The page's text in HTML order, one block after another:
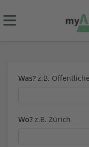
Was? z.B.
Wo? z.B. Zürich